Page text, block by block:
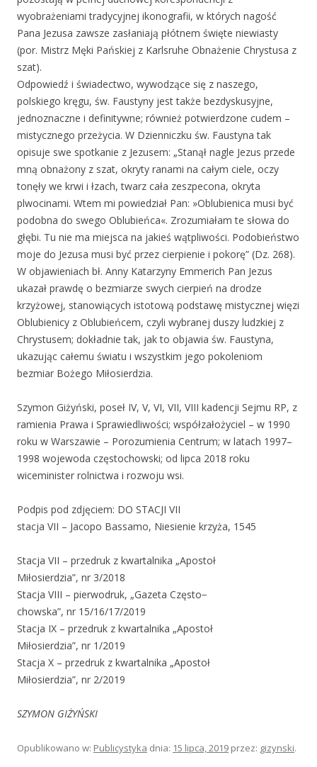
wyobrażeniami tradycyjnej ikonografii, w których nagość
Pana Jezusa zawsze zasłaniają płótnem święte niewiasty
(por. Mistrz Męki Pańskiej z Karlsruhe Obnażenie Chrystusa z
szat).
Odpowiedź i świadectwo, wywodzące się z naszego,
polskiego kręgu, św. Faustyny jest także bezdyskusyjne,
jednoznaczne i definitywne; również potwierdzone cudem –
mistycznego przeżycia. W Dzienniczku św. Faustyna tak
opisuje swe spotkanie z Jezusem: „Stanął nagle Jezus przede
mną obnażony z szat, okryty ranami na całym ciele, oczy
tonęły we krwi i łzach, twarz cała zeszpecona, okryta
plwocinami. Wtem mi powiedział Pan: »Oblubienica musi być
podobna do swego Oblubieńca«. Zrozumiałam te słowa do
głębi. Tu nie ma miejsca na jakieś wątpliwości. Podobieństwo
moje do Jezusa musi być przez cierpienie i pokorę” (Dz. 268).
W objawieniach bł. Anny Katarzyny Emmerich Pan Jezus
ukazał prawdę o bezmiarze swych cierpień na drodze
krzyżowej, stanowiących istotową podstawę mistycznej więzi
Oblubienicy z Oblubieńcem, czyli wybranej duszy ludzkiej z
Chrystusem; dokładnie tak, jak to objawia św. Faustyna,
ukazując całemu światu i wszystkim jego pokoleniom
bezmiar Bożego Miłosierdzia.
Szymon Giżyński, poseł IV, V, VI, VII, VIII kadencji Sejmu RP, z
ramienia Prawa i Sprawiedliwości; współzałożyciel – w 1990
roku w Warszawie – Porozumienia Centrum; w latach 1997–
1998 wojewoda częstochowski; od lipca 2018 roku
wiceminister rolnictwa i rozwoju wsi.
Podpis pod zdjęciem: DO STACJI VII
stacja VII – Jacopo Bassamo, Niesienie krzyża, 1545
Stacja VII – przedruk z kwartalnika „Apostoł
Miłosierdzia”, nr 3/2018
Stacja VIII – pierwodruk, „Gazeta Często−
chowska”, nr 15/16/17/2019
Stacja IX – przedruk z kwartalnika „Apostoł
Miłosierdzia”, nr 1/2019
Stacja X – przedruk z kwartalnika „Apostoł
Miłosierdzia”, nr 2/2019
SZYMON GIŻYŃSKI
Opublikowano w: Publicystyka dnia: 15 lipca, 2019 przez: gizynski.